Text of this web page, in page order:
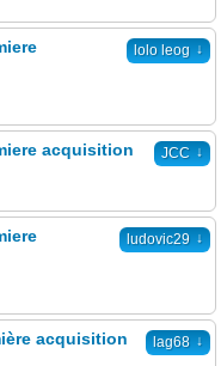
lolo leog ↓
JCC ↓
acquisition
ludovic29 ↓
lag68 ↓
acquisition